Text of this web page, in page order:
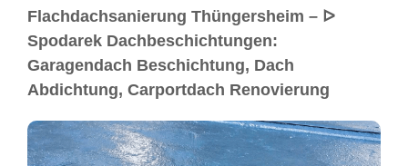
Flachdachsanierung Thüngersheim – ᐅ
Spodarek Dachbeschichtungen:
Garagendach Beschichtung, Dach
Abdichtung, Carportdach Renovierung